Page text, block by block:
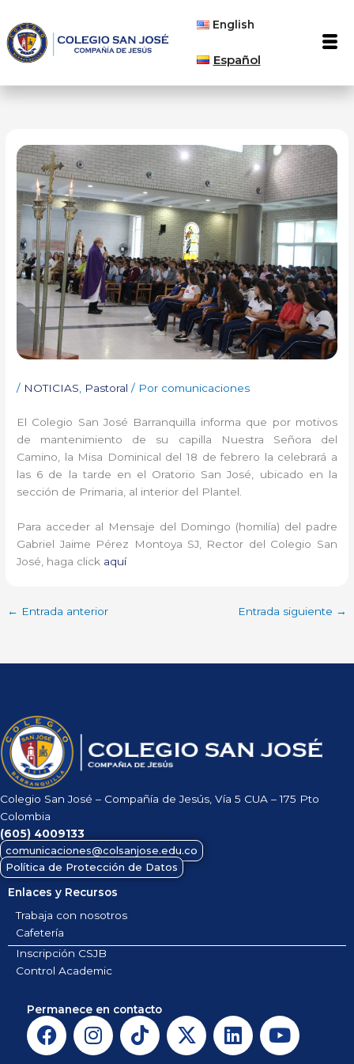
contenido
English
Español
/ NOTICIAS, Pastoral / Por comunicaciones
El Colegio San José Barranquilla informa que por motivos
de mantenimiento de su capilla Nuestra Señora del
Camino, la Misa Dominical del 18 de febrero la celebrará a
las 6 de la tarde en el Oratorio San José, ubicado en la
sección de Primaria, al interior del Plantel.
Para acceder al Mensaje del Domingo (homilía) del padre
Gabriel Jaime Pérez Montoya SJ, Rector del Colegio San
José, haga click aquí
← Entrada anterior Entrada siguiente →
Colegio San José – Compañía de Jesús, Vía 5 CUA – 175 Pto
Colombia
(605) 4009133
comunicaciones@colsanjose.edu.co
Política de Protección de Datos
Enlaces y Recursos
Trabaja con nosotros
Cafetería
Inscripción CSJB
Control Academic
Permanece en contacto
F
a
I
n
T
i
X
-
L
i
Y
o